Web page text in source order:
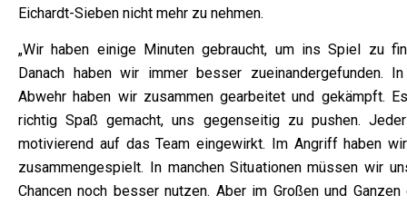
Eichardt-Sieben nicht mehr zu nehmen.
„Wir haben einige Minuten gebraucht, um ins Spiel zu
Danach haben wir immer besser zueinandergefunden.
Abwehr haben wir zusammen gearbeitet und gekämpft.
richtig Spaß gemacht, uns gegenseitig zu pushen.
motivierend auf das Team eingewirkt. Im Angriff haben
zusammengespielt. In manchen Situationen müssen wir
Chancen noch besser nutzen. Aber im Großen und Ganzen